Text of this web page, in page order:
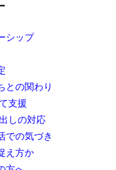
シップ
との関わり
支援
しの対応
での気づき
え方か